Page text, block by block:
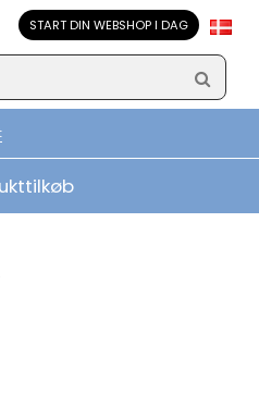
START DIN WEBSHOP I DAG